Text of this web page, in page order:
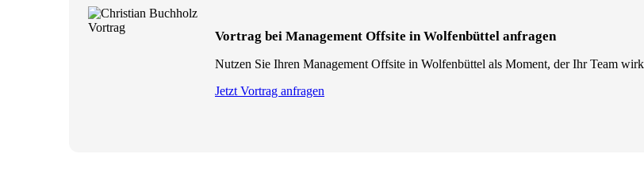
Vortrag bei Management Offsite in Wolfenbüttel anfragen
Nutzen Sie Ihren Management Offsite in Wolfenbüttel als Moment, der Ihr Team
Jetzt Vortrag anfragen